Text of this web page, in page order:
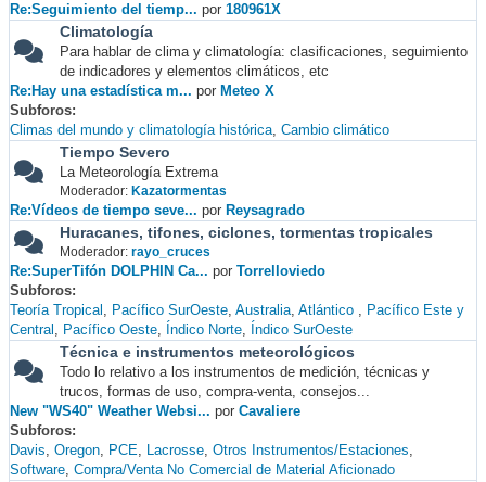
Re:Seguimiento del tiemp... por 180961X
Climatología
Para hablar de clima y climatología: clasificaciones, seguimiento
de indicadores y elementos climáticos, etc
Re:Hay una estadística m... por Meteo X
Subforos
Climas del mundo y climatología histórica Cambio climático
Tiempo Severo
La Meteorología Extrema
Moderador: Kazatormentas
Re:Vídeos de tiempo seve... por Reysagrado
Huracanes, tifones, ciclones, tormentas tropicales
Moderador: rayo_cruces
Re:SuperTifón DOLPHIN Ca... por Torrelloviedo
Subforos
Teoría Tropical
Pacífico SurOeste Australia Atlántico
Pacífico Este y
Central
Pacífico Oeste Índico Norte Índico SurOeste
Técnica e instrumentos meteorológicos
Todo lo relativo a los instrumentos de medición, técnicas y
trucos, formas de uso, compra-venta, consejos...
New "WS40" Weather Websi... por Cavaliere
Subforos
Davis Oregon PCE Lacrosse Otros Instrumentos/Estaciones
Software Compra/Venta No Comercial de Material Aficionado